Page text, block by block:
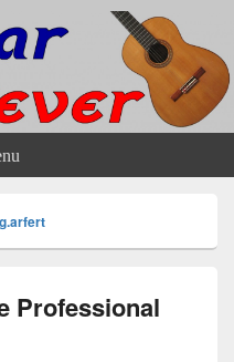
in
andere Saiteninstrumente
Professional